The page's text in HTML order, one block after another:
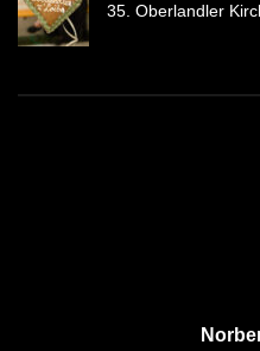
35. Oberlandler